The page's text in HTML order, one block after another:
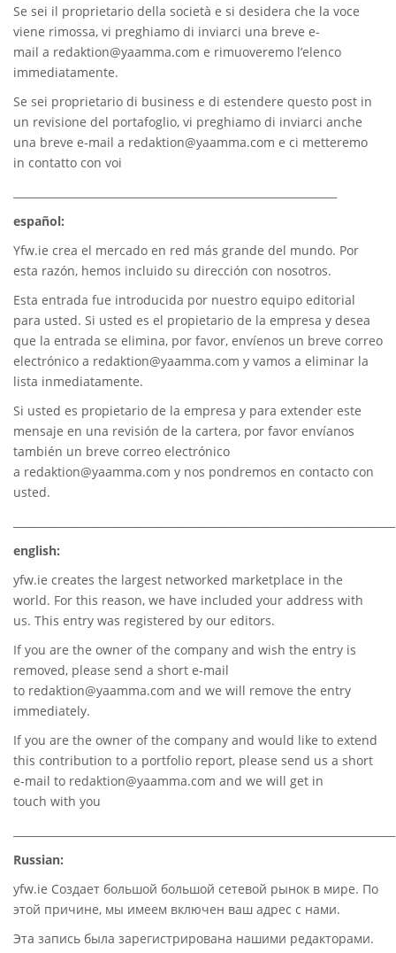
Se sei il proprietario della società e si desidera che la voce
viene rimossa, vi preghiamo di inviarci una breve e-
mail a redaktion@yaamma.com e rimuoveremo l’elenco
immediatamente.
Se sei proprietario di business e di estendere questo post in
un revisione del portafoglio, vi preghiamo di inviarci anche
una breve e-mail a redaktion@yaamma.com e ci metteremo
in contatto con voi
español:
Yfw.ie crea el mercado en red más grande del mundo. Por
esta razón, hemos incluido su dirección con nosotros.
Esta entrada fue introducida por nuestro equipo editorial
para usted. Si usted es el propietario de la empresa y desea
que la entrada se elimina, por favor, envíenos un breve correo
electrónico a redaktion@yaamma.com y vamos a eliminar la
lista inmediatamente.
Si usted es propietario de la empresa y para extender este
mensaje en una revisión de la cartera, por favor envíanos
también un breve correo electrónico
a redaktion@yaamma.com y nos pondremos en contacto con
usted.
english:
yfw.ie creates the largest networked marketplace in the
world. For this reason, we have included your address with
us. This entry was registered by our editors.
If you are the owner of the company and wish the entry is
removed, please send a short e-mail
to redaktion@yaamma.com and we will remove the entry
immediately.
If you are the owner of the company and would like to extend
this contribution to a portfolio report, please send us a short
e-mail to redaktion@yaamma.com and we will get in
touch with you
Russian:
yfw.ie Создает большой большой сетевой рынок в мире. По
этой причине, мы имеем включен ваш адрес с нами.
Эта запись была зарегистрирована нашими редакторами.